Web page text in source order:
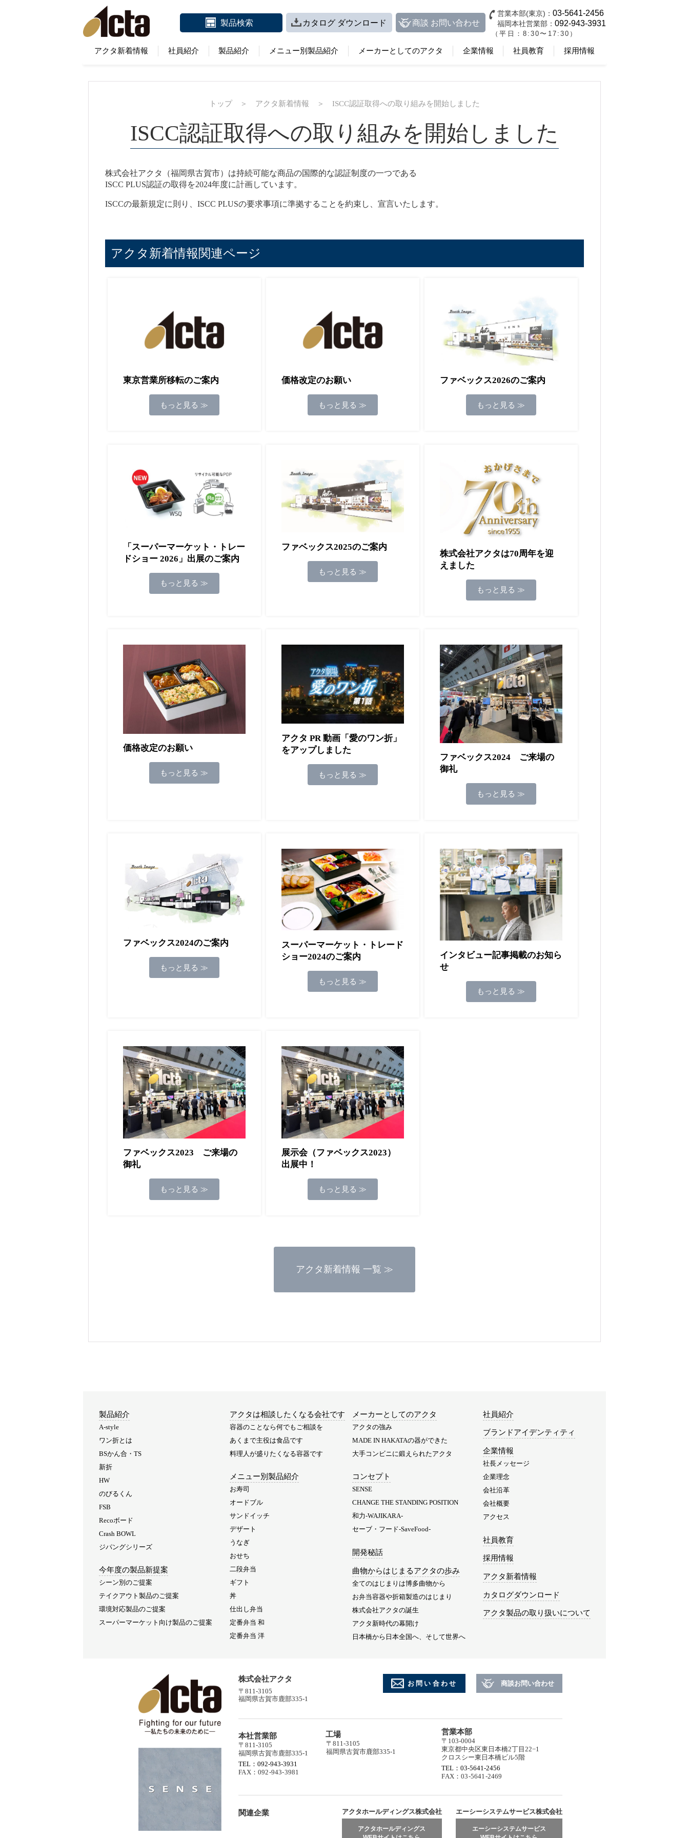
製品検索 カタログ ダウンロード 商談 お問い合わせ
営業本部(東京)： 03-5641-2456
福岡本社営業部： 092-943-3931
（平日：8:30〜17:30）
アクタ新着情報 社員紹介 製品紹介 メニュー別製品紹介 メーカーとしてのアクタ 企業情報 社員教育 採用情報
トップ ＞ アクタ新着情報 ＞ ISCC認証取得への取り組みを開始しました
ISCC認証取得への取り組みを開始しました
株式会社アクタ（福岡県古賀市）は持続可能な商品の国際的な認証制度の一つである
ISCC PLUS認証の取得を2024年度に計画しています。
ISCCの最新規定に則り、ISCC PLUSの要求事項に準拠することを約束し、宣言いたします。
アクタ新着情報関連ページ
東京営業所移転のご案内
もっと見る ≫
価格改定のお願い
もっと見る ≫
ファベックス2026のご案内
もっと見る ≫
「スーパーマーケット・トレー
ドショー 2026」出展のご案内
もっと見る ≫
ファベックス2025のご案内
もっと見る ≫
株式会社アクタは70周年を迎
えました
もっと見る ≫
価格改定のお願い
もっと見る ≫
アクタ PR 動画「愛のワン折」
をアップしました
もっと見る ≫
ファベックス2024 ご来場の
御礼
もっと見る ≫
ファベックス2024のご案内
もっと見る ≫
スーパーマーケット・トレード
ショー2024のご案内
もっと見る ≫
インタビュー記事掲載のお知ら
せ
もっと見る ≫
ファベックス2023 ご来場の
御礼
もっと見る ≫
展示会（ファベックス2023）
出展中！
もっと見る ≫
アクタ新着情報 一覧 ≫
製品紹介
A-style
ワン折とは
BSかん合・TS
新折
HW
のびるくん
FSB
Recoボード
Crash BOWL
ジパングシリーズ
今年度の製品新提案
シーン別のご提案
テイクアウト製品のご提案
環境対応製品のご提案
スーパーマーケット向け製品のご提案
アクタは相談したくなる会社です
容器のことなら何でもご相談を
あくまで主役は食品です
料理人が盛りたくなる容器です
メニュー別製品紹介
お寿司
オードブル
サンドイッチ
デザート
うなぎ
おせち
二段弁当
ギフト
丼
仕出し弁当
定番弁当 和
定番弁当 洋
メーカーとしてのアクタ
アクタの強み
MADE IN HAKATAの器ができた
大手コンビニに鍛えられたアクタ
コンセプト
SENSE
CHANGE THE STANDING POSITION
和力-WAJIKARA-
セーブ・フード-SaveFood-
開発秘話
曲物からはじまるアクタの歩み
全てのはじまりは博多曲物から
お弁当容器や折箱製造のはじまり
株式会社アクタの誕生
アクタ新時代の幕開け
日本橋から日本全国へ、そして世界へ
社員紹介
ブランドアイデンティティ
企業情報
社長メッセージ
企業理念
会社沿革
会社概要
アクセス
社員教育
採用情報
アクタ新着情報
カタログダウンロード
アクタ製品の取り扱いについて
株式会社アクタ
〒811-3105
福岡県古賀市鹿部335-1
お問い合わせ 商談お問い合わせ
本社営業部
〒811-3105
福岡県古賀市鹿部335-1
TEL：092-943-3931
FAX：092-943-3981
工場
〒811-3105
福岡県古賀市鹿部335-1
営業本部
〒103-0004
東京都中央区東日本橋2丁目22−1
クロスシー東日本橋ビル5階
TEL：03-5641-2456
FAX：03-5641-2469
関連企業 アクタホールディングス株式会社
アクタホールディングス
エーシーシステムサービス株式会社
エーシーシステムサービス